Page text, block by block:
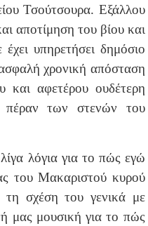
Τσούτσουρα. Εξάλλου
αποτίμηση του βίου και
υπηρετήσει δημόσιο
χρονική απόσταση
και αφετέρου ουδέτερη
πέραν των στενών του
λόγια για το πώς εγώ
του Μακαριστού κυρού
τη σχέση του γενικά με
μας μουσική για το πώς